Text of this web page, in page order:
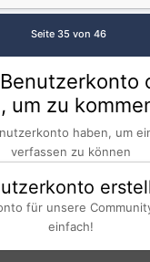
Seite 35 von 46
um zu
haben, um
verfassen zu können
für unsere
einfach!